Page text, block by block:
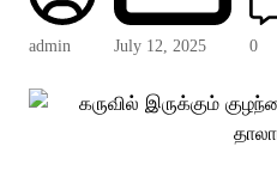
admin July 12, 2025 0